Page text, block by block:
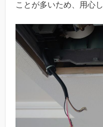
ことが多いため、用心